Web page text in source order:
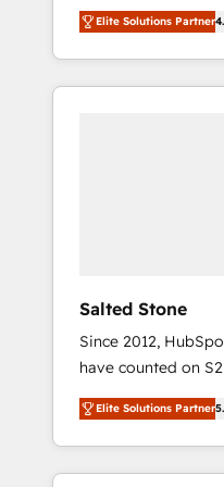
North America.
marketing
webdesign. Markentive is both a consulting firm, a
digital agency and
Elite Solutions Partner
Salted Stone
Since 2012,
have counted on
management,
solutions that
transform brand experiences As
service creative
Elite Solutions Partner